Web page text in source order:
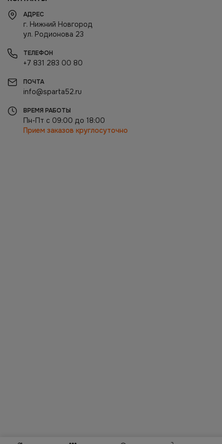
АДРЕС
г. Нижний Новгород
ул. Родионова 23
ТЕЛЕФОН
+7 831 283 00 80
ПОЧТА
info@sparta52.ru
ВРЕМЯ РАБОТЫ
Пн-Пт с 09:00 до 18:00
Прием заказов круглосуточно